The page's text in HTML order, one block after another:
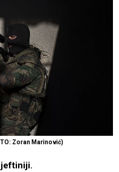
Zoran Marinović)